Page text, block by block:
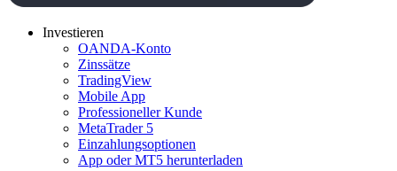
Investieren
OANDA-Konto
Zinssätze
TradingView
Mobile App
Professioneller Kunde
MetaTrader 5
Einzahlungsoptionen
App oder MT5 herunterladen